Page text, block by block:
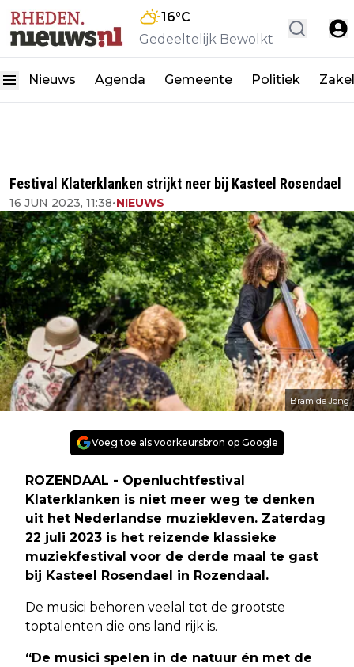
16°C
Gedeeltelijk Bewolkt
Nieuws Agenda Gemeente Politiek
Festival Klaterklanken strijkt neer bij Kasteel Rosendael
16 JUN 2023, 11:38•NIEUWS
Bram de Jong
Voeg toe als voorkeursbron op Google
ROZENDAAL - Openluchtfestival
Klaterklanken is niet meer weg te denken
uit het Nederlandse muziekleven. Zaterdag
22 juli 2023 is het reizende klassieke
muziekfestival voor de derde maal te gast
bij Kasteel Rosendael in Rozendaal.
De musici behoren veelal tot de grootste
toptalenten die ons land rijk is.
“De musici spelen in de natuur én met de